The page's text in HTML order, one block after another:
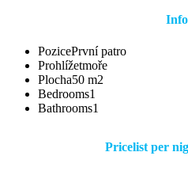
Info
PozicePrvní patro
Prohlížetmoře
Plocha50 m2
Bedrooms1
Bathrooms1
Pricelist per